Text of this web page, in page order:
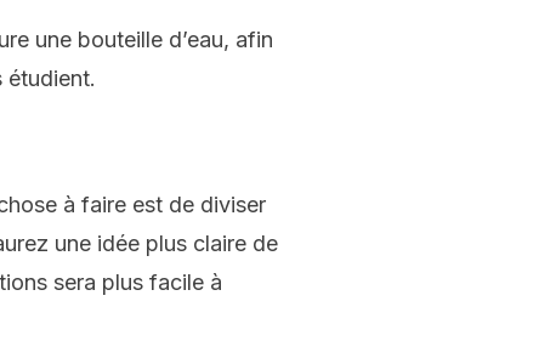
une bouteille d’eau, afin
étudient.
à faire est de diviser
une idée plus claire de
sera plus facile à